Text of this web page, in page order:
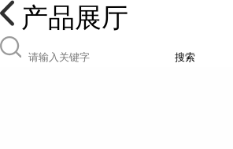
产品展厅
搜索